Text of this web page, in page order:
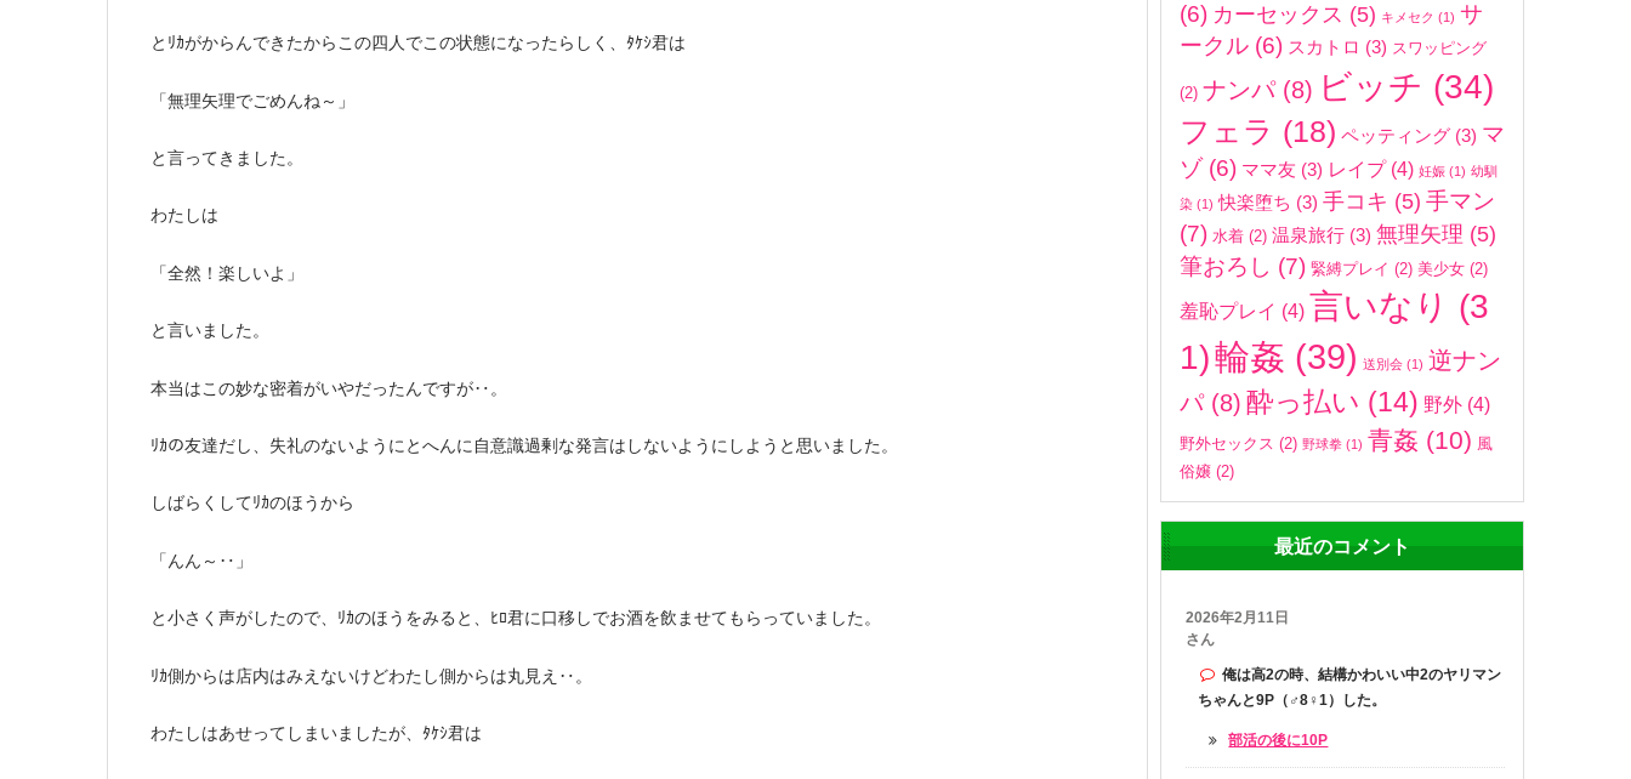
とﾘｶがからんできたからこの四人でこの状態になったらしく、ﾀｹｼ君は
「無理矢理でごめんね～」
と言ってきました。
わたしは
「全然！楽しいよ」
と言いました。
本当はこの妙な密着がいやだったんですが‥。
ﾘｶの友達だし、失礼のないようにとへんに自意識過剰な発言はしないようにしようと思いました。
しばらくしてﾘｶのほうから
「んん～‥」
と小さく声がしたので、ﾘｶのほうをみると、ﾋﾛ君に口移しでお酒を飲ませてもらっていました。
ﾘｶ側からは店内はみえないけどわたし側からは丸見え‥。
わたしはあせってしまいましたが、ﾀｹｼ君は
(6) カーセックス (5) キメセク (1) サ
ークル (6) スカトロ (3) スワッピング
(2) ナンパ(8) ビッチ (34)
フェラ (18) ペッティング (3) マ
ゾ(6) ママ友 (3) レイプ(4) 妊娠 (1) 幼馴
染 (1) 快楽堕ち (3) 手コキ (5) 手マン
(7) 水着 (2) 温泉旅行 (3) 無理矢理 (5)
筆おろし (7) 緊縛プレイ (2) 美少女 (2)
羞恥プレイ (4) 言いなり (3
1)輪姦 (39) 送別会 (1) 逆ナン
パ(8) 酔っ払い (14) 野外 (4)
野外セックス (2) 野球拳 (1) 青姦 (10) 風
俗嬢 (2)
最近のコメント
2026年2月11日
さん
俺は高2の時、結構かわいい中2のヤリマン
ちゃんと9P（♂8♀1）した。
部活の後に10P